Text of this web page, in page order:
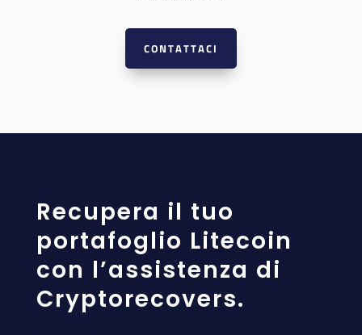
CONTATTACI
Recupera il tuo
portafoglio Litecoin
con l’assistenza di
Cryptorecovers.